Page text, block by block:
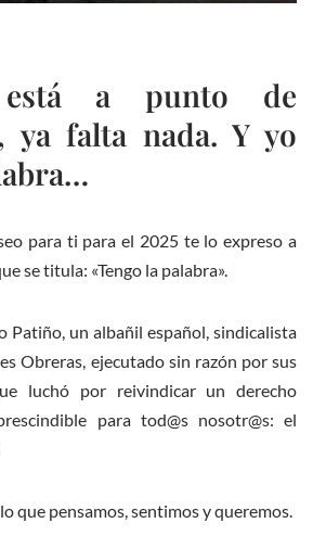
a punto de
ya falta nada. Y yo
para ti para el 2025 te lo expreso a
se titula: «Tengo la palabra».
Patiño, un albañil español, sindicalista
Obreras, ejecutado sin razón por sus
luchó por reivindicar un derecho
para tod@s nosotr@s: el
que pensamos, sentimos y queremos.